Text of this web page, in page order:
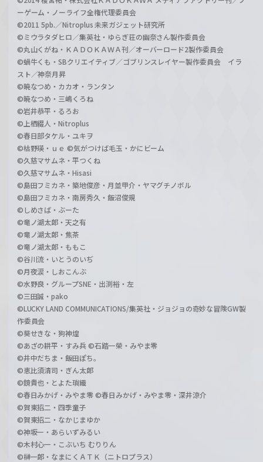
ーゲーム・ノーライフ全権代理委員会
©2011 5pb.／Nitroplus 未来ガジェット研究所
©ミウラタダヒロ／集英社・ゆらぎ荘の幽奈さん製作委員会
©丸山くがね・ＫＡＤＯＫＡＷＡ刊／オーバーロード2製作委員会
©蝸牛くも・SBクリエイティブ／ゴブリンスレイヤー製作委員会 イラ
スト／神奈月昇
©暁なつめ・カカオ・ランタン
©暁なつめ・三嶋くろね
©岩井恭平・るろお
©上栖綴人・Nitroplus
©春日部タケル・ユキヲ
©枯野瑛・ｕｅ ©気がつけば毛玉・かにビーム
©久慈マサムネ・平つくね
©久慈マサムネ・Hisasi
©島田フミカネ・築地俊彦・月並甲介・ヤマグチノボル
©島田フミカネ・南房秀久・飯沼俊規
©しめさば・ぶーた
©竜ノ湖太郎・天之有
©竜ノ湖太郎・焦茶
©竜ノ湖太郎・ももこ
©谷川流・いとうのいぢ
©月夜涙・しおこんぶ
©水野良・グループSNE・出渕裕・左
©三田誠・pako
©LUCKY LAND COMMUNICATIONS/集英社・ジョジョの奇妙な冒険GW製
作委員会
©葵せきな・狗神煌
©あざの耕平・すみ兵 ©石踏一榮・みやま零
©井中だちま・飯田ぽち。
©恵比須清司・ぎん太郎
©鏡貴也・とよた瑣織
©春日みかげ・みやま零 ©春日みかげ・みやま零・深井涼介
©賀東招二・四季童子
©賀東招二・なかじまゆか
©神坂一・あらいずみるい
©木村心一・こぶいち むりりん
©榊一郎・なまにくＡＴＫ（ニトロプラス）